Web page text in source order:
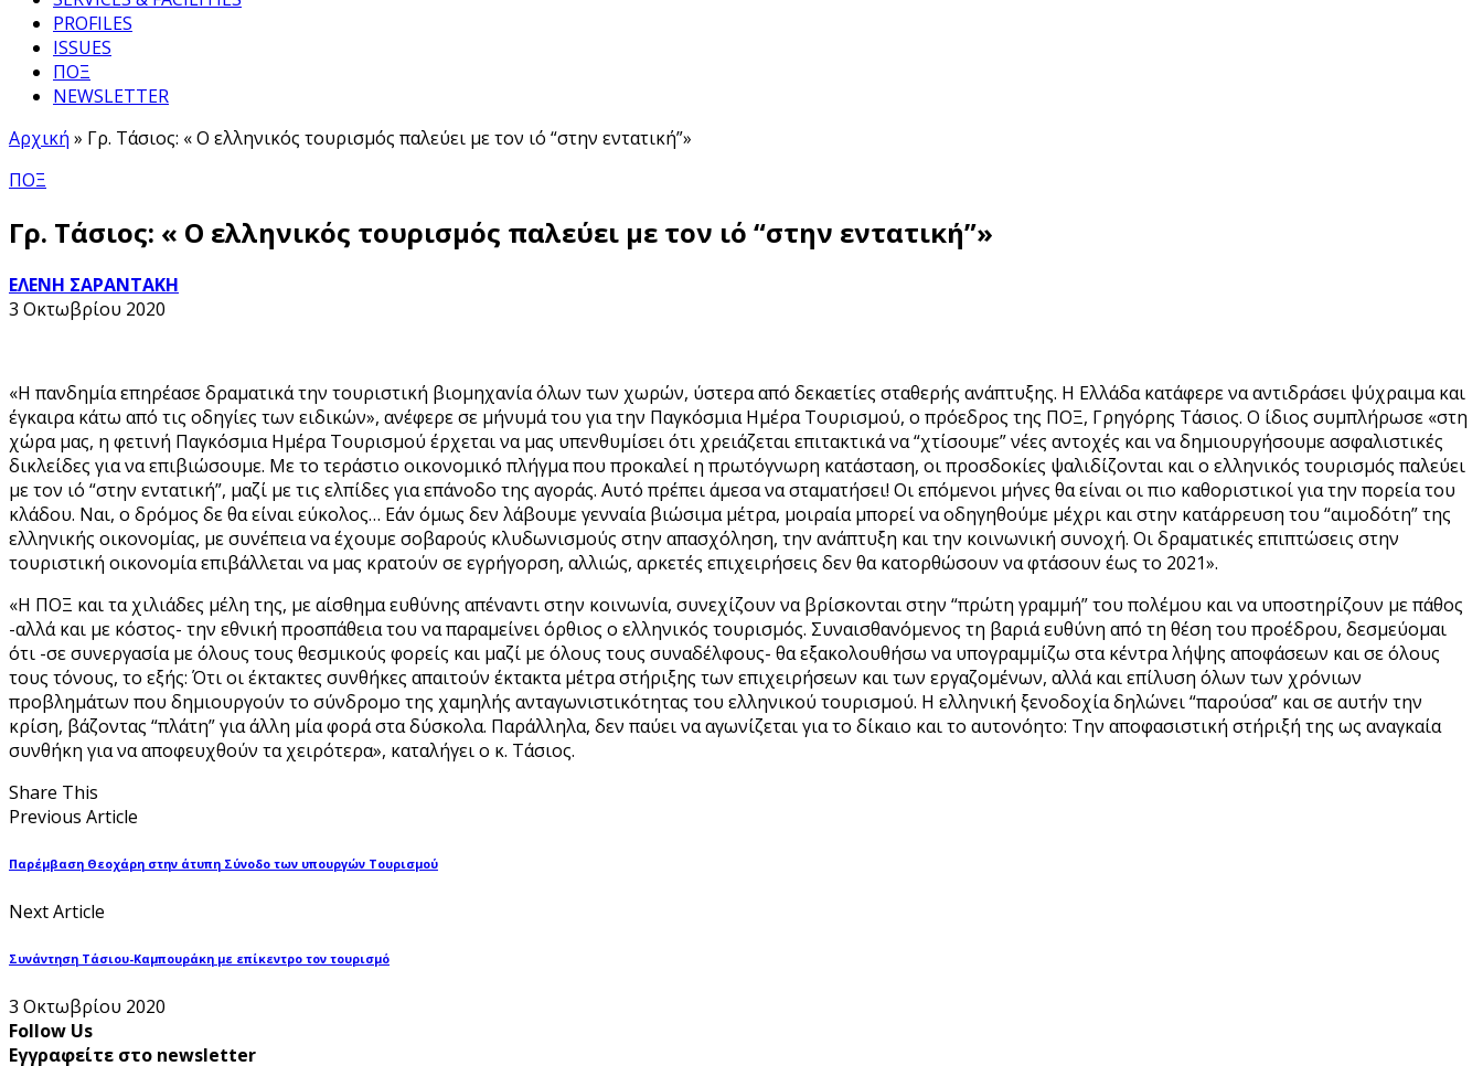
PROFILES
ISSUES
ΠΟΞ
NEWSLETTER
Αρχική » Γρ. Τάσιος: « Ο ελληνικός τουρισμός παλεύει με τον ιό “στην εντατική”»
ΠΟΞ
Γρ. Τάσιος: « Ο ελληνικός τουρισμός παλεύει με τον ιό “στην εντατική”»
ΕΛΕΝΗ ΣΑΡΑΝΤΑΚΗ
3 Οκτωβρίου 2020
«Η πανδημία επηρέασε δραματικά την τουριστική βιομηχανία όλων των χωρών, ύστερα από δεκαετίες σταθερής ανάπτυξης. Η Ελλάδα κατάφερε να αντιδράσει ψύχραιμα και
έγκαιρα κάτω από τις οδηγίες των ειδικών», ανέφερε σε μήνυμά του για την Παγκόσμια Ημέρα Τουρισμού, ο πρόεδρος της ΠΟΞ, Γρηγόρης Τάσιος. Ο ίδιος συμπλήρωσε «στη
χώρα μας, η φετινή Παγκόσμια Ημέρα Τουρισμού έρχεται να μας υπενθυμίσει ότι χρειάζεται επιτακτικά να “χτίσουμε” νέες αντοχές και να δημιουργήσουμε ασφαλιστικές
δικλείδες για να επιβιώσουμε. Με το τεράστιο οικονομικό πλήγμα που προκαλεί η πρωτόγνωρη κατάσταση, οι προσδοκίες ψαλιδίζονται και ο ελληνικός τουρισμός παλεύει
με τον ιό “στην εντατική”, μαζί με τις ελπίδες για επάνοδο της αγοράς. Αυτό πρέπει άμεσα να σταματήσει! Οι επόμενοι μήνες θα είναι οι πιο καθοριστικοί για την πορεία του
κλάδου. Ναι, ο δρόμος δε θα είναι εύκολος… Εάν όμως δεν λάβουμε γενναία βιώσιμα μέτρα, μοιραία μπορεί να οδηγηθούμε μέχρι και στην κατάρρευση του “αιμοδότη” της
ελληνικής οικονομίας, με συνέπεια να έχουμε σοβαρούς κλυδωνισμούς στην απασχόληση, την ανάπτυξη και την κοινωνική συνοχή. Οι δραματικές επιπτώσεις στην
τουριστική οικονομία επιβάλλεται να μας κρατούν σε εγρήγορση, αλλιώς, αρκετές επιχειρήσεις δεν θα κατορθώσουν να φτάσουν έως το 2021».
«Η ΠΟΞ και τα χιλιάδες μέλη της, με αίσθημα ευθύνης απέναντι στην κοινωνία, συνεχίζουν να βρίσκονται στην “πρώτη γραμμή” του πολέμου και να υποστηρίζουν με πάθος
-αλλά και με κόστος- την εθνική προσπάθεια του να παραμείνει όρθιος ο ελληνικός τουρισμός. Συναισθανόμενος τη βαριά ευθύνη από τη θέση του προέδρου, δεσμεύομαι
ότι -σε συνεργασία με όλους τους θεσμικούς φορείς και μαζί με όλους τους συναδέλφους- θα εξακολουθήσω να υπογραμμίζω στα κέντρα λήψης αποφάσεων και σε όλους
τους τόνους, το εξής: Ότι οι έκτακτες συνθήκες απαιτούν έκτακτα μέτρα στήριξης των επιχειρήσεων και των εργαζομένων, αλλά και επίλυση όλων των χρόνιων
προβλημάτων που δημιουργούν το σύνδρομο της χαμηλής ανταγωνιστικότητας του ελληνικού τουρισμού. Η ελληνική ξενοδοχία δηλώνει “παρούσα” και σε αυτήν την
κρίση, βάζοντας “πλάτη” για άλλη μία φορά στα δύσκολα. Παράλληλα, δεν παύει να αγωνίζεται για το δίκαιο και το αυτονόητο: Την αποφασιστική στήριξή της ως αναγκαία
συνθήκη για να αποφευχθούν τα χειρότερα», καταλήγει ο κ. Τάσιος.
Share This
Previous Article
Παρέμβαση Θεοχάρη στην άτυπη Σύνοδο των υπουργών Τουρισμού
Next Article
Συνάντηση Τάσιου-Καμπουράκη με επίκεντρο τον τουρισμό
3 Οκτωβρίου 2020
Follow Us
Εγγραφείτε στο newsletter